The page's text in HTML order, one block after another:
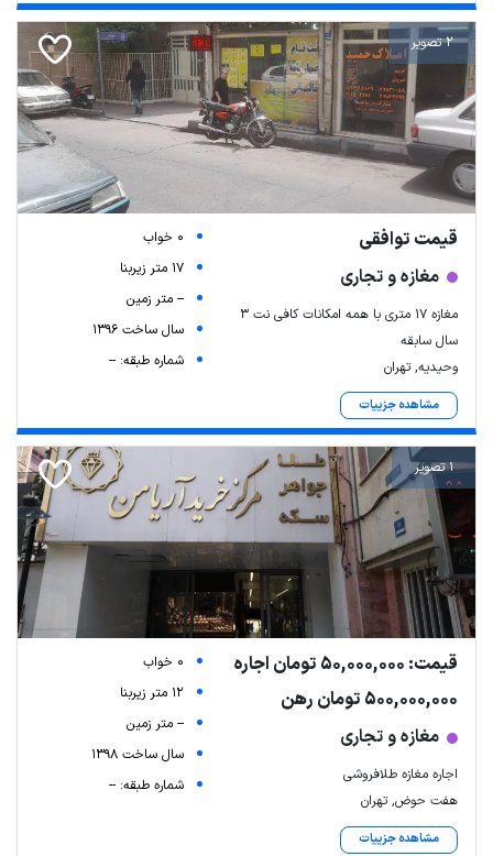
2 تصویر
قیمت توافقی
مغازه و تجاری
مغازه ۱۷ متری با همه امکانات کافی نت ۳
سال سابقه
وحیدیه, تهران
مشاهده جزییات
0 خواب
17 متر زیربنا
-- متر زمین
سال ساخت 1396
شماره طبقه: --
1 تصویر
قیمت: 50,000,000 تومان اجاره
500,000,000 تومان رهن
مغازه و تجاری
اجاره مغازه طلافروشی
هفت حوض, تهران
مشاهده جزییات
0 خواب
12 متر زیربنا
-- متر زمین
سال ساخت 1398
شماره طبقه: --